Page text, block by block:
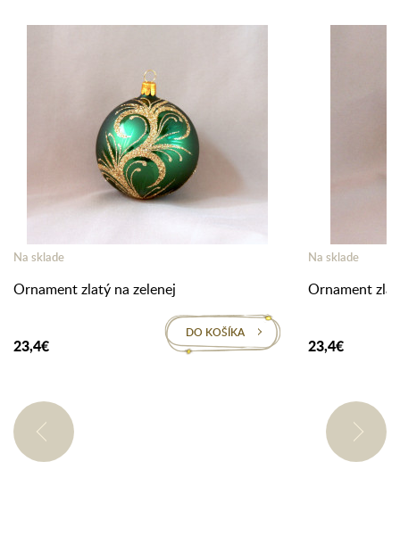
Na sklade
Ornament zlatý na zelenej
23,4€
DO KOŠÍKA
Na sklade
Ornament
23,4€